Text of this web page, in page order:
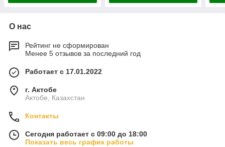
О нас
Рейтинг не сформирован
Менее 5 отзывов за последний год
Работает с 17.01.2022
г. Актобе
Актобе, Казахстан
Контакты
Сегодня работает с 09:00 до 18:00
Показать весь график работы